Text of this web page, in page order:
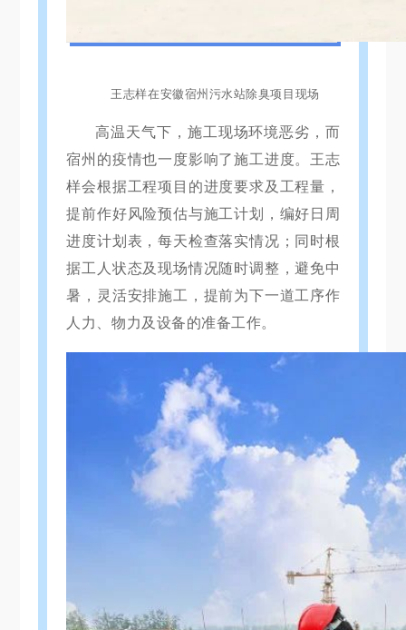
王志样在安徽宿州污水站除臭项目现场
高温天气下，施工现场环境恶劣，而
宿州的疫情也一度影响了施工进度。王志
样会根据工程项目的进度要求及工程量，
提前作好风险预估与施工计划，编好日周
进度计划表，每天检查落实情况；同时根
据工人状态及现场情况随时调整，避免中
暑，灵活安排施工，提前为下一道工序作
人力、物力及设备的准备工作。